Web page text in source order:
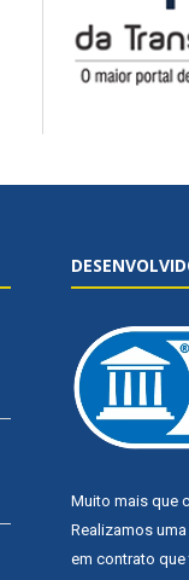
Muito mais que
Realizamos uma
em contrato